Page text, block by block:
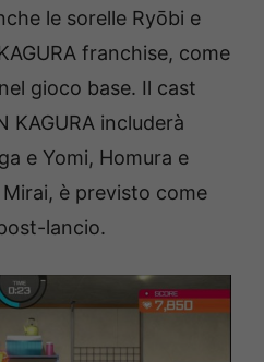
le sorelle Ryōbi e
franchise, come
gioco base. Il cast
KAGURA includerà
e Yomi, Homura e
è previsto come
lancio.